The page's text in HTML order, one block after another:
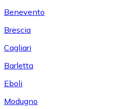
Benevento
Brescia
Cagliari
Barletta
Eboli
Modugno